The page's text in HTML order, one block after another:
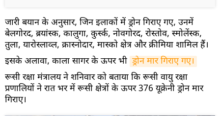
जारी बयान के अनुसार, जिन इलाकों में ड्रोन गिराए गए, उनमें
बेलगोरद, ब्रयांस्क, कालुगा, कुर्स्क, नोवगोरद, रोस्तोव, स्मोलेंस्क,
तुला, यारोस्लाव्ल, क्रास्नोदार, मास्को क्षेत्र और क्रीमिया शामिल हैं।
इसके अलावा, काला सागर के ऊपर भी ड्रोन मार गिराए गए।
रूसी रक्षा मंत्रालय ने शनिवार को बताया कि रूसी वायु रक्षा
प्रणालियों ने रात भर में रूसी क्षेत्रों के ऊपर 376 यूक्रेनी ड्रोन मार
गिराए।